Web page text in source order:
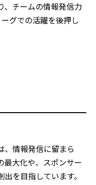
、チームの情報発信力
グでの活躍を後押し
、情報発信に留まら
最大化や、スポンサー
を目指しています。